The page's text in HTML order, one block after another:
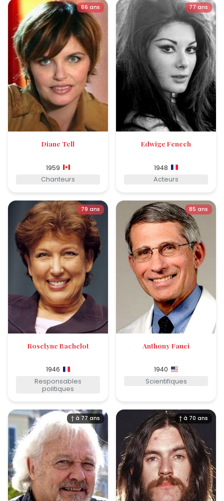
66 ans
Diane Tell
1959
Chanteurs
77 ans
Edwige Fenech
1948
Acteurs
79 ans
Roselyne Bachelot
1946
Responsables
politiques
85 ans
Anthony Fauci
1940
Scientifiques
† à 77 ans † à 70 ans